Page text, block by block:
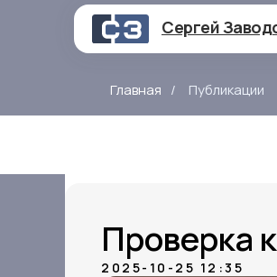
Сергей
Главная / Публикации
Проверка
2025-10-25 12:35